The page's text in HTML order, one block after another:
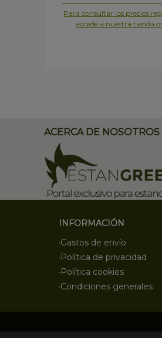
Para consultar los precios
accede a nuestra tienda
ACERCA DE NOSOTROS
INFORMACIÓN
·Gastos de envío
·Política de privacidad
·Política cookies
·Condiciones generales